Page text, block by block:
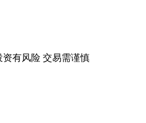
有风险 交易需谨慎